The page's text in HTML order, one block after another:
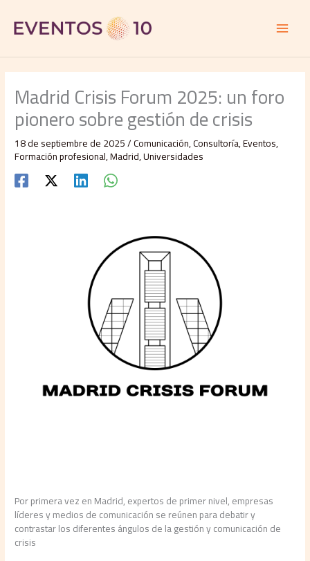
contenido
Madrid Crisis Forum 2025: un foro
pionero sobre gestión de crisis
18 de septiembre de 2025/Comunicación,Consultoría,Eventos,
Formación profesional,Madrid,Universidades
Por primera vez en Madrid, expertos de primer nivel, empresas
líderes y medios de comunicación se reúnen para debatir y
contrastar los diferentes ángulos de la gestión y comunicación de
crisis